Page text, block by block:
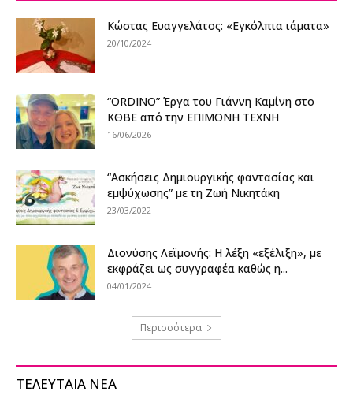
Κώστας Ευαγγελάτος: «Εγκόλπια ιάματα»
20/10/2024
“ORDINO” Έργα του Γιάννη Καμίνη στο
ΚΘΒΕ από την ΕΠΙΜΟΝΗ ΤΕΧΝΗ
16/06/2026
“Aσκήσεις Δημιουργικής φαντασίας και
εμψύχωσης” με τη Ζωή Νικητάκη
23/03/2022
Διονύσης Λεϊμονής: Η λέξη «εξέλιξη», με
εκφράζει ως συγγραφέα καθώς η...
04/01/2024
Περισσότερα
ΤΕΛΕΥΤΑΙΑ ΝΕΑ